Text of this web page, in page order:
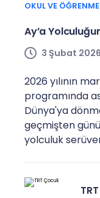
OKUL VE ÖĞRENME
Ay’a
3 Şubat 2026
2026 yılının
programında
Dünya'ya
geçmişten
yolculuk